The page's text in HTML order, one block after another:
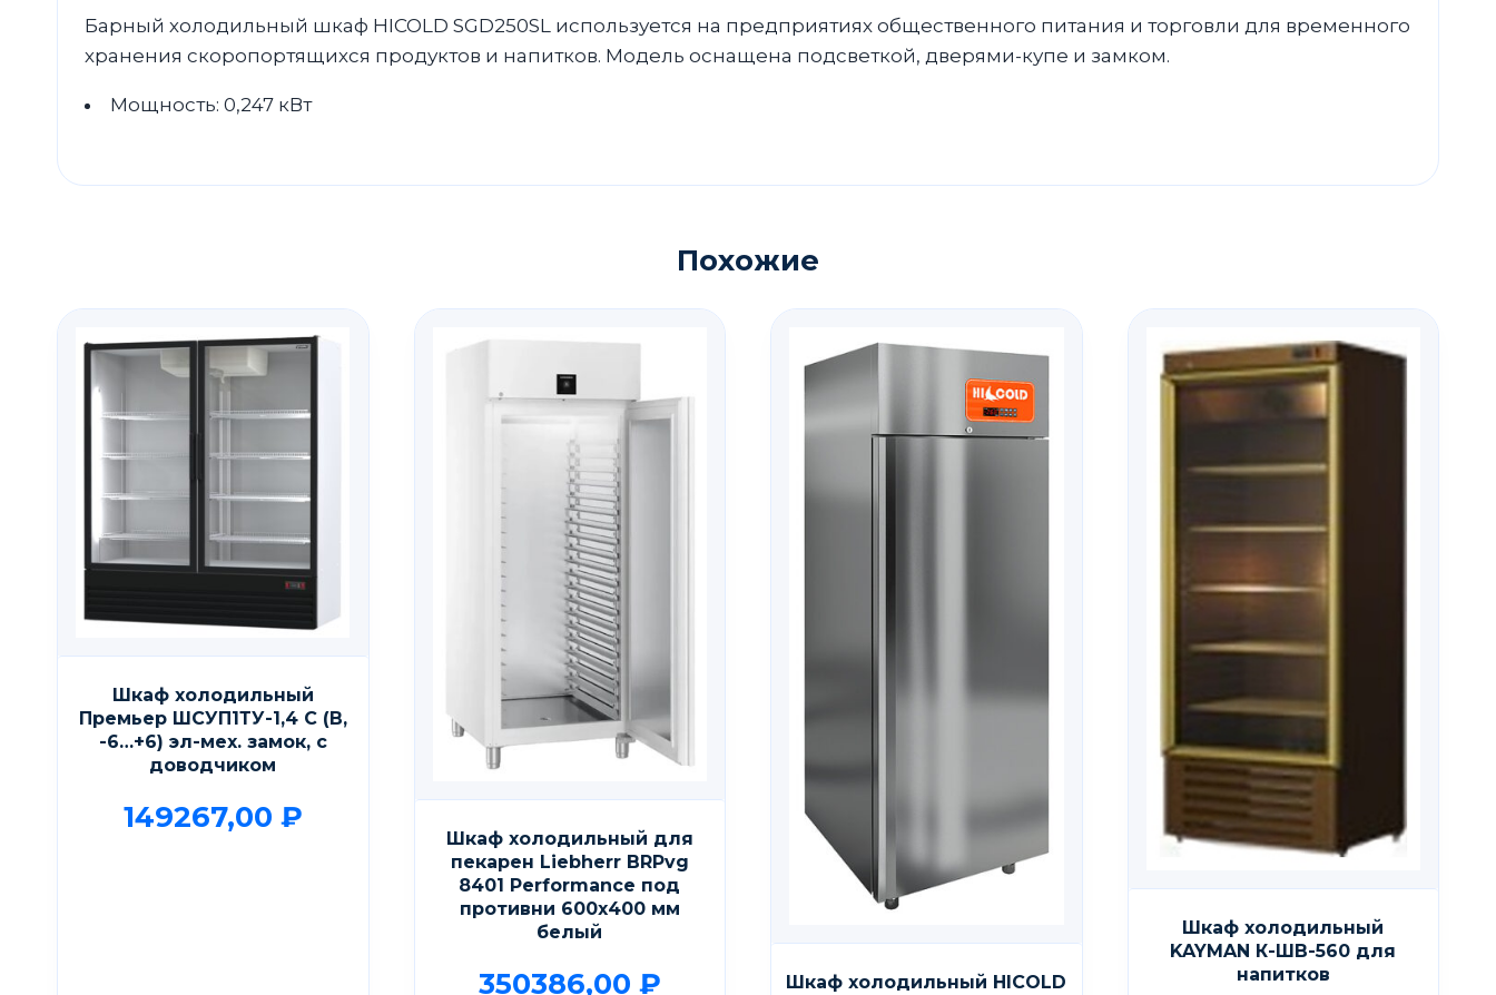
Барный холодильный шкаф HICOLD SGD250SL используется на предприятиях общественного питания и торговли для временного
хранения скоропортящихся продуктов и напитков. Модель оснащена подсветкой, дверями-купе и замком.
Мощность: 0,247 кВт
Похожие
Шкаф холодильный
Премьер ШСУП1ТУ-1,4 С (В,
-6…+6) эл-мех. замок, с
доводчиком
149267,00 ₽
Шкаф холодильный для
пекарен Liebherr BRPvg
8401 Performance под
противни 600х400 мм
белый
350386,00 ₽
Шкаф холодильный HICOLD
Шкаф холодильный
KAYMAN К-ШВ-560 для
напитков